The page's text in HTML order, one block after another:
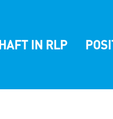
IN RLP